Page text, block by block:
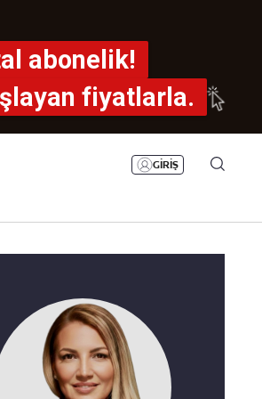
abonelik!
fiyatlarla.
GİRİŞ